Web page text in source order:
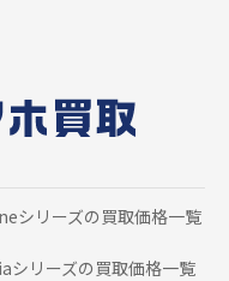
シリーズの買取価格一覧
シリーズの買取価格一覧